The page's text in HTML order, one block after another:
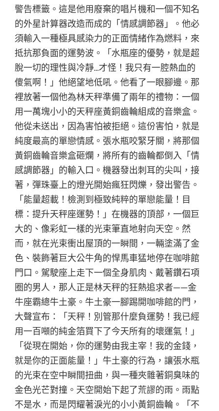
警告標籤。這是他用廢棄的唱片機和一個不知名
的外星計算器改造而成的「情感調節器」。他必
須輸入一種極具感染力的正面情緒作為燃料，來
抵抗那負面的運勢波。「水瓶座的優勢，就是超
脫一切的理性與冷靜…才怪！我只有一腔熱血的
傻氣啊！」他絕望地低吼。他看了一眼腳邊。那
裡放著一個他為林天秤準備了兩年的禮物：一個
用一萬塊小小的天秤座黃銅齒輪組成的音樂盒。
他從未送出，因為害怕被拒絕。這份害怕，就是
純度最高的單戀情感。張水瓶咬緊牙關，將那個
黃銅齒輪音樂盒砸爛，將所有的齒輪都倒入「情
感調節器」的輸入口。機器發出刺耳的尖叫，接
著，彈珠臺上的燈光開始瘋狂閃爍，發出警告。
「能量超載！檢測到極致純粹的單戀能量！目
標：提升天秤座運勢！」在機器的頂部，一個巨
大的、像彩虹一樣的光束筆直地射向天空。然
而，就在光束衝出屋頂的一瞬間，一輛塗滿了金
色、裝飾著巨大公牛角的悍馬車猛地停在咖啡館
門口。駕駛座上走下一個全身肌肉、戴著鑽石項
圈的男人，那人正是林天秤的狂熱追求者——金
牛座霸總牛土豪。牛土豪一腳踢開咖啡館的門，
大聲宣布：「天秤！別管那什麼負運勢！我已經
用一百噸的純金箔買下了今天所有的壞運氣！」
「從現在開始，你的運勢由我主宰！我的金錢，
就是你的正面能量！」牛土豪的行為，讓張水瓶
的光束在空中瞬間扭曲，與一種夾雜著銅臭味的
金色光芒對撞。天空開始下起了荒謬的雨。雨點
不是水，而是閃耀著淚光的小小黃銅齒輪。「不